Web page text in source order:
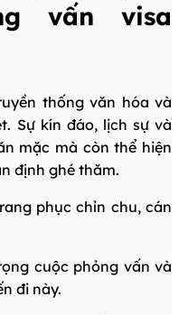
vấn visa
thống văn hóa và
Sự kín đáo, lịch sự và
mặc mà còn thể hiện
định ghé thăm.
phục chỉn chu, cán
cuộc phỏng vấn và
đi này.